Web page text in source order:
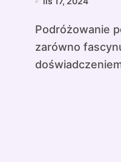
Podróżowanie po Skandynawii może być
zarówno